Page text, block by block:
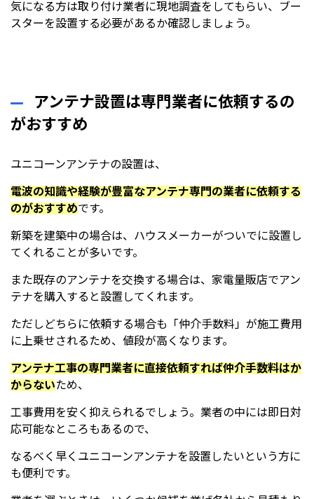
気になる方は取り付け業者に現地調査をしてもらい、ブー
スターを設置する必要があるか確認しましょう。
アンテナ設置は専門業者に依頼するの
がおすすめ
ユニコーンアンテナの設置は、
電波の知識や経験が豊富なアンテナ専門の業者に依頼する
のがおすすめです。
新築を建築中の場合は、ハウスメーカーがついでに設置し
てくれることが多いです。
また既存のアンテナを交換する場合は、家電量販店でアン
テナを購入すると設置してくれます。
ただしどちらに依頼する場合も「仲介手数料」が施工費用
に上乗せされるため、値段が高くなります。
アンテナ工事の専門業者に直接依頼すれば仲介手数料はか
からないため、
工事費用を安く抑えられるでしょう。業者の中には即日対
応可能なところもあるので、
なるべく早くユニコーンアンテナを設置したいという方に
も便利です。